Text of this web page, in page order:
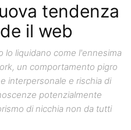
tendenza
il web
lo liquidano come l'ennesima
un comportamento pigro
interpersonale e rischia di
potenzialmente
di nicchia non da tutti